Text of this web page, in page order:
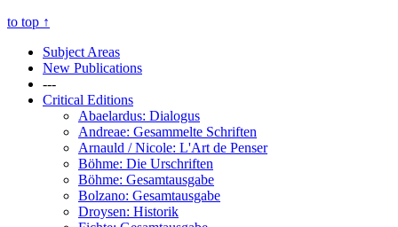
to top ↑
Subject Areas
New Publications
---
Critical Editions
Abaelardus: Dialogus
Andreae: Gesammelte Schriften
Arnauld / Nicole: L'Art de Penser
Böhme: Die Urschriften
Böhme: Gesamtausgabe
Bolzano: Gesamtausgabe
Droysen: Historik